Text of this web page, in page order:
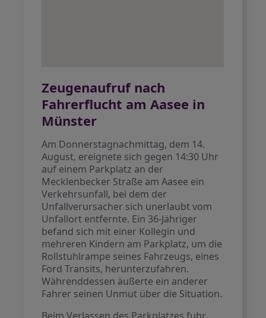
Zeugenaufruf nach
Fahrerflucht am Aasee in
Münster
Am Donnerstagnachmittag, dem 14.
August, ereignete sich gegen 14:30 Uhr
auf einem Parkplatz an der
Mecklenbecker Straße am Aasee ein
Verkehrsunfall, bei dem der
Unfallverursacher sich unerlaubt vom
Unfallort entfernte. Ein 36-Jähriger
befand sich mit einer Kollegin und
mehreren Kindern am Parkplatz, um die
Rollstuhlrampe seines Fahrzeugs, eines
Ford Transits, herunterzufahren.
Währenddessen äußerte ein anderer
Fahrer seinen Unmut über die Situation.